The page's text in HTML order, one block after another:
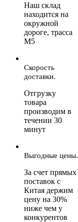
Наш склад
находится на
окружной
дороге, трасса
М5
Скорость
доставки.
Отгрузку
товара
производим в
течении 30
минут
Выгодные цены.
За счет прямых
поставок с
Китая держим
цену на 30%
ниже чем у
конкурентов